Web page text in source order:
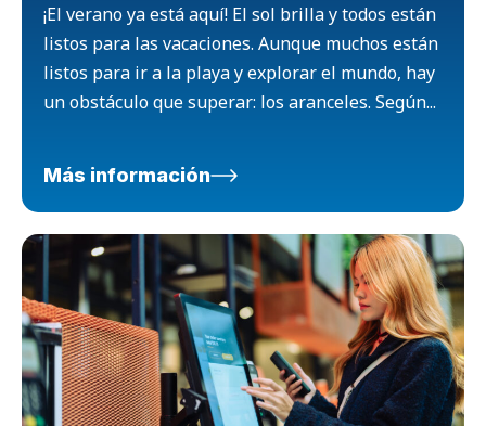
¡El verano ya está aquí! El sol brilla y todos están
listos para las vacaciones. Aunque muchos están
listos para ir a la playa y explorar el mundo, hay
un obstáculo que superar: los aranceles. Según...
Más información